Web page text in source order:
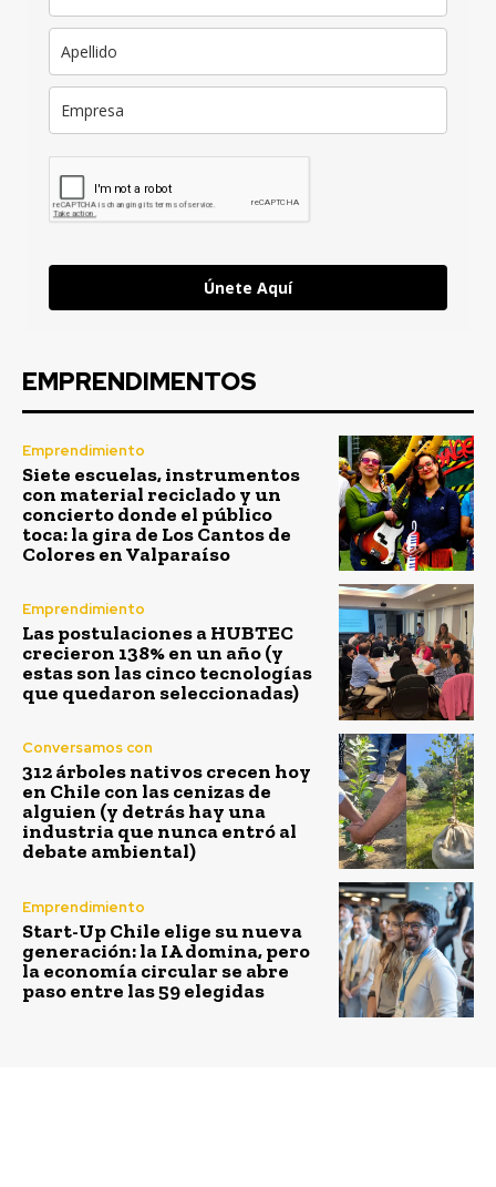
Únete Aquí
EMPRENDIMENTOS
Emprendimiento
Siete escuelas, instrumentos
con material reciclado y un
concierto donde el público
toca: la gira de Los Cantos de
Colores en Valparaíso
Emprendimiento
Las postulaciones a HUBTEC
crecieron 138% en un año (y
estas son las cinco tecnologías
que quedaron seleccionadas)
Conversamos con
312 árboles nativos crecen hoy
en Chile con las cenizas de
alguien (y detrás hay una
industria que nunca entró al
debate ambiental)
Emprendimiento
Start-Up Chile elige su nueva
generación: la IA domina, pero
la economía circular se abre
paso entre las 59 elegidas